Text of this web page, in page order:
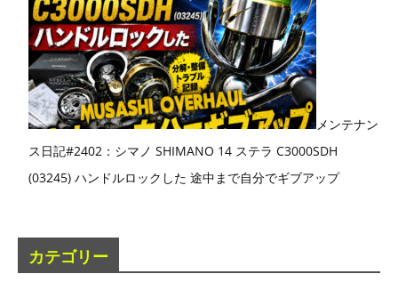
メンテナン
ス日記#2402：シマノ SHIMANO 14 ステラ C3000SDH
(03245) ハンドルロックした 途中まで自分でギブアップ
カテゴリー